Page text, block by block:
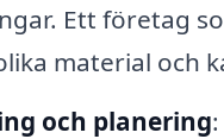
Ett företag
material och
och planering